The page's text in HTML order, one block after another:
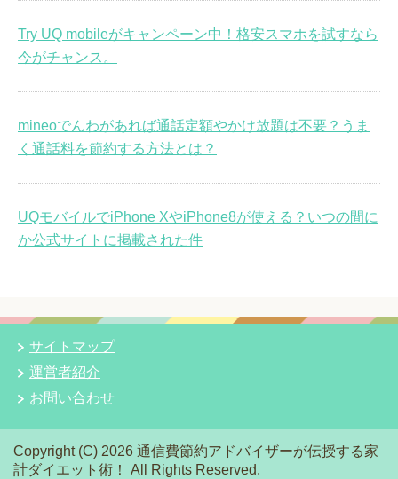
Try UQ mobileがキャンペーン中！格安スマホを試すなら
今がチャンス。
mineoでんわがあれば通話定額やかけ放題は不要？うま
く通話料を節約する方法とは？
UQモバイルでiPhone XやiPhone8が使える？いつの間に
か公式サイトに掲載された件
サイトマップ
運営者紹介
お問い合わせ
Copyright (C) 2026 通信費節約アドバイザーが伝授する家
計ダイエット術！ All Rights Reserved.